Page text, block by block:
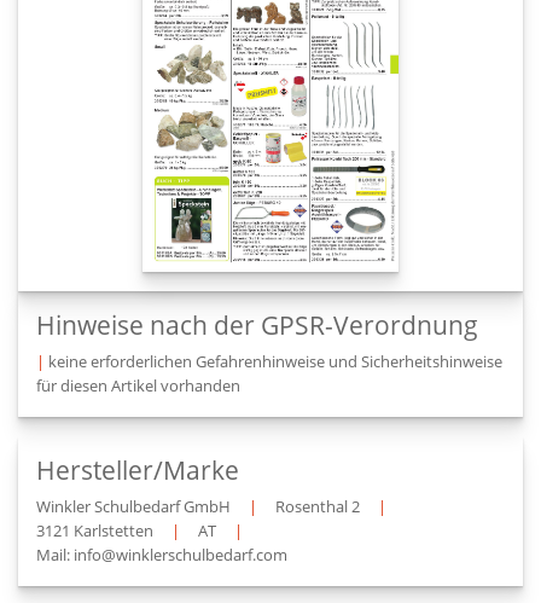
Hinweise nach der GPSR-Verordnung
| keine erforderlichen Gefahrenhinweise und Sicherheitshinweise
für diesen Artikel vorhanden
Hersteller/Marke
Winkler Schulbedarf GmbH | Rosenthal 2
|
3121 Karlstetten
| AT
|
Mail: info@winklerschulbedarf.com